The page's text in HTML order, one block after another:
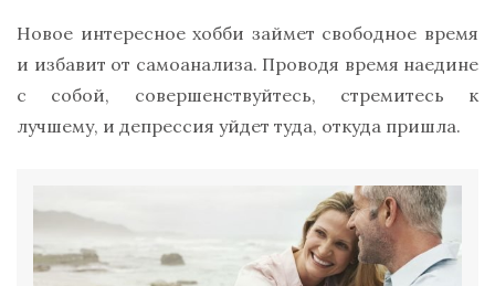
Новое интересное хобби займет свободное время
и избавит от самоанализа. Проводя время наедине
с собой, совершенствуйтесь, стремитесь к
лучшему, и депрессия уйдет туда, откуда пришла.